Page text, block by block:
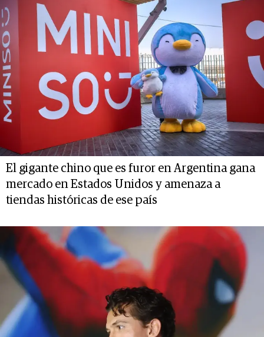
El gigante chino que es furor en Argentina gana
mercado en Estados Unidos y amenaza a
tiendas históricas de ese país